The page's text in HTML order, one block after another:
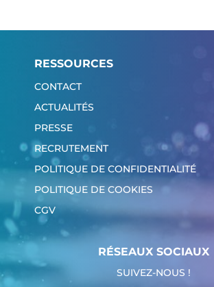
RESSOURCES
CONTACT
ACTUALITÉS
PRESSE
RECRUTEMENT
POLITIQUE DE CONFIDENTIALITÉ
POLITIQUE DE COOKIES
CGV
RÉSEAUX SOCIAUX
SUIVEZ-NOUS !